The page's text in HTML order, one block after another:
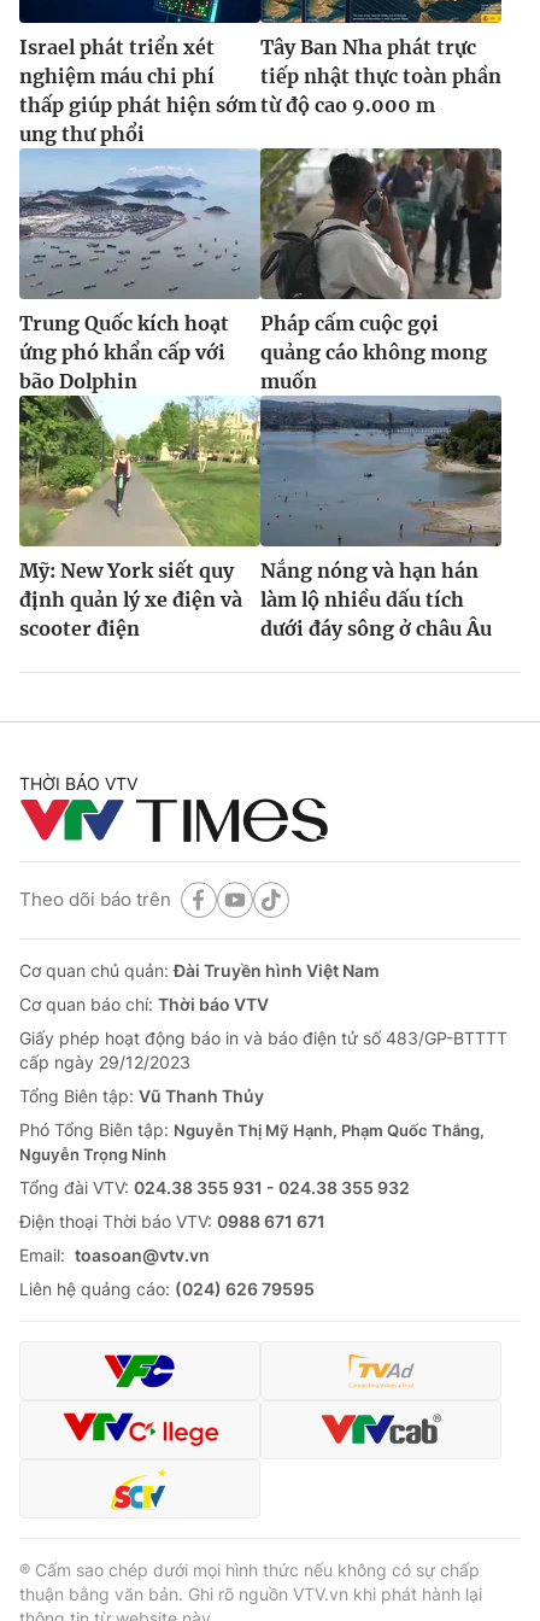
Israel phát triển xét
nghiệm máu chi phí
thấp giúp phát hiện sớm
ung thư phổi
Tây Ban Nha phát trực
tiếp nhật thực toàn phần
từ độ cao 9.000 m
Trung Quốc kích hoạt
ứng phó khẩn cấp với
bão Dolphin
Pháp cấm cuộc gọi
quảng cáo không mong
muốn
Mỹ: New York siết quy
định quản lý xe điện và
scooter điện
Nắng nóng và hạn hán
làm lộ nhiều dấu tích
dưới đáy sông ở châu Âu
THỜI BÁO VTV
Theo dõi báo trên
Cơ quan chủ quản:Đài Truyền hình Việt Nam
Cơ quan báo chí: Thời báo VTV
Giấy phép hoạt động báo in và báo điện tử số 483/GP-BTTTT
cấp ngày 29/12/2023
Tổng Biên tập: Vũ Thanh Thủy
Phó Tổng Biên tập: Nguyễn Thị Mỹ Hạnh, Phạm Quốc Thắng,
Nguyễn Trọng Ninh
Tổng đài VTV: 024.38 355 931 - 024.38 355 932
Ðiện thoại Thời báo VTV: 0988 671 671
Email: toasoan@vtv.vn
Liên hệ quảng cáo: (024) 626 79595
® Cấm sao chép dưới mọi hình thức nếu không có sự chấp
thuận bằng văn bản. Ghi rõ nguồn VTV.vn khi phát hành lại